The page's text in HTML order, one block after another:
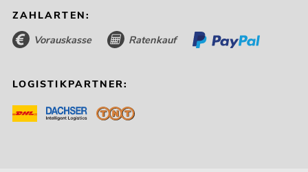
ZAHLARTEN:
Vorauskasse Ratenkauf
LOGISTIKPARTNER: